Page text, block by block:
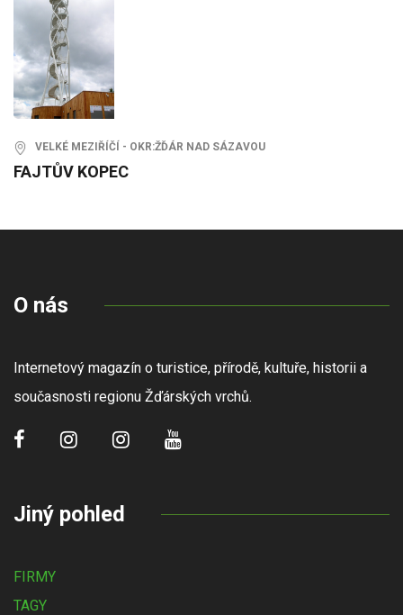
VELKÉ MEZIŘÍČÍ - OKR:ŽĎÁR NAD SÁZAVOU
FAJTŮV KOPEC
O nás
Internetový magazín o turistice, přírodě, kultuře, historii a
současnosti regionu Žďárských vrchů.
Jiný pohled
FIRMY
TAGY